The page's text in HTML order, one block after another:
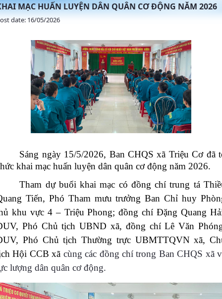
MẠC HUẤN LUYỆN DÂN QUÂN CƠ ĐỘNG NĂM 2026
date: 16/05/2026
Sáng ngày 15/5/2026, Ban CHQS xã Triệu Cơ đã
khai mạc huấn luyện dân quân cơ động năm 2026.
Tham dự buổi khai mạc có đồng chí trung tá
Tiến, Phó Tham mưu trưởng Ban Chỉ huy
khu vực 4 – Triệu Phong; đồng chí Đặng Quang
Phó Chủ tịch UBND xã, đồng chí Lê Văn
Phó Chủ tịch Thường trực UBMTTQVN xã,
Hội CCB xã cùng các đồng chí trong Ban CHQS xã
lượng dân quân cơ động.